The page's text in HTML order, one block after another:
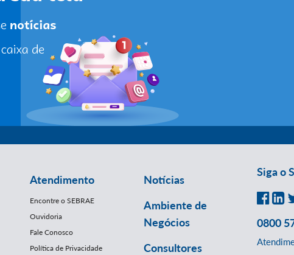
Atendimento
Encontre o SEBRAE
Ouvidoria
Fale Conosco
Política de Privacidade
Notícias
Ambiente de
Negócios
Consultores
Siga o
0800